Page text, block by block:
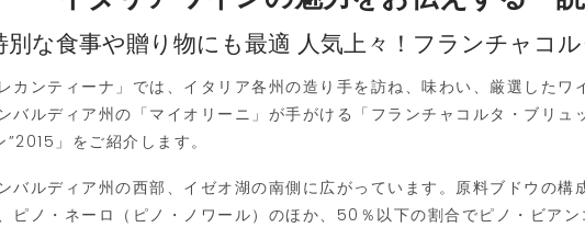
別な食事や贈り物にも最適 人気上々！フランチャコル
カンティーナ」では、イタリア各州の造り手を訪ね、味わい、厳選したワ
バルディア州の「マイオリーニ」が手がける「フランチャコルタ・ブリュ
”2015 」をご紹介します。
バルディア州の西部、イゼオ湖の南側に広がっています。原料ブドウの構
ピノ・ネーロ（ピノ・ノワール）のほか、50％以下の割合でピノ・ビア